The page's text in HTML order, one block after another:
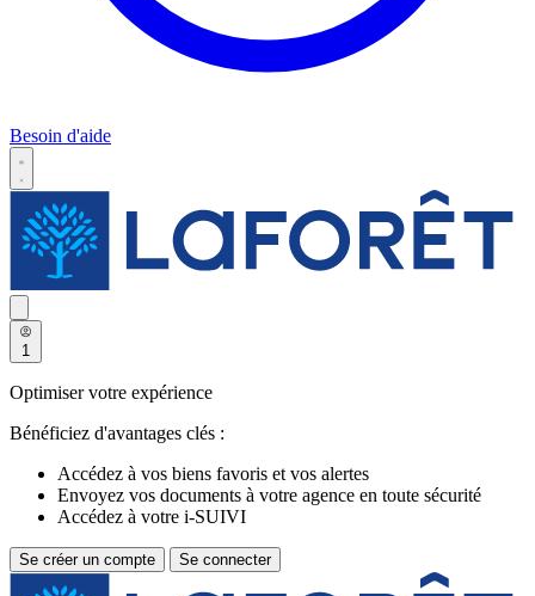
Besoin d'aide
1
Optimiser votre expérience
Bénéficiez d'avantages clés :
Accédez à vos biens favoris et vos alertes
Envoyez vos documents à votre agence en toute sécurité
Accédez à votre i-SUIVI
Se créer un compte Se connecter